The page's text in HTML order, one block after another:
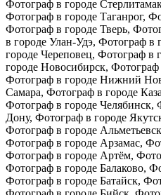
Фотограф в городе
Фотограф в городе Таганрог,
Фотограф в городе Тверь,
в городе Улан-Удэ, Фотограф в
городе Череповец, Фотограф в
городе Новосибирск, Фотограф
Фотограф в городе Нижний
Самара, Фотограф в городе
Фотограф в городе Челябинск,
Дону, Фотограф в городе
Фотограф в городе
Фотограф в городе Арзамас,
Фотограф в городе Артём,
Фотограф в городе Балаково,
Фотограф в городе Батайск,